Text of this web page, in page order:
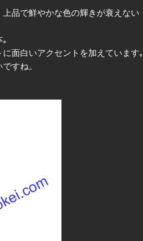
品で鮮やかな色の輝きが衰えない
面白いアクセントを加えています｡
すね。